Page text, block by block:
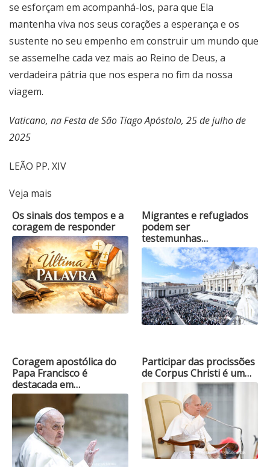
se esforçam em acompanhá-los, para que Ela
mantenha viva nos seus corações a esperança e os
sustente no seu empenho em construir um mundo que
se assemelhe cada vez mais ao Reino de Deus, a
verdadeira pátria que nos espera no fim da nossa
viagem.
Vaticano, na Festa de São Tiago Apóstolo, 25 de julho de
2025
LEÃO PP. XIV
Veja mais
Os sinais dos tempos e a
coragem de responder
Migrantes e refugiados
podem ser
testemunhas…
Coragem apostólica do
Papa Francisco é
destacada em…
Participar das procissões
de Corpus Christi é um…